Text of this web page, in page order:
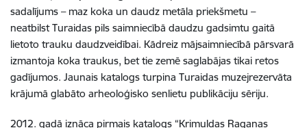
sadalījums – maz koka un daudz metāla priekšmetu –
neatbilst Turaidas pils saimniecībā daudzu gadsimtu gaitā
lietoto trauku daudzveidībai. Kādreiz mājsaimniecībā pārsvarā
izmantoja koka traukus, bet tie zemē saglabājas tikai retos
gadījumos. Jaunais katalogs turpina Turaidas muzejrezervāta
krājumā glabāto arheoloģisko senlietu publikāciju sēriju.
2012. gadā iznāca pirmais katalogs “Krimuldas Raganas